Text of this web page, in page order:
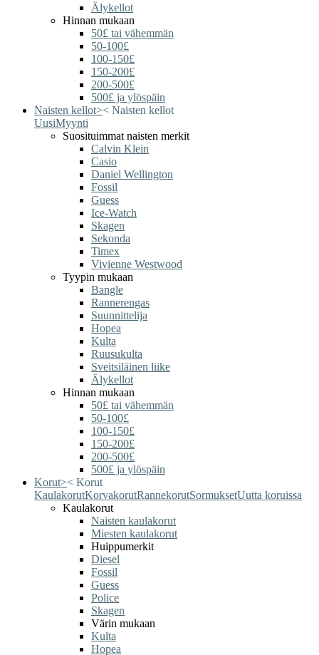
Älykellot
Hinnan mukaan
50£ tai vähemmän
50-100£
100-150£
150-200£
200-500£
500£ ja ylöspäin
Naisten kellot>< Naisten kellot
UusiMyynti
Suosituimmat naisten merkit
Calvin Klein
Casio
Daniel Wellington
Fossil
Guess
Ice-Watch
Skagen
Sekonda
Timex
Vivienne Westwood
Tyypin mukaan
Bangle
Rannerengas
Suunnittelija
Hopea
Kulta
Ruusukulta
Sveitsiläinen liike
Älykellot
Hinnan mukaan
50£ tai vähemmän
50-100£
100-150£
150-200£
200-500£
500£ ja ylöspäin
Korut>< Korut
KaulakorutKorvakorutRannekorutSormuksetUutta koruissa
Kaulakorut
Naisten kaulakorut
Miesten kaulakorut
Huippumerkit
Diesel
Fossil
Guess
Police
Skagen
Värin mukaan
Kulta
Hopea